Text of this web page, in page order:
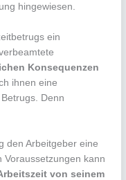
hingewiesen.
ein
Konsequenzen
ihnen eine
Denn
den Arbeitgeber eine
kann
von seinem